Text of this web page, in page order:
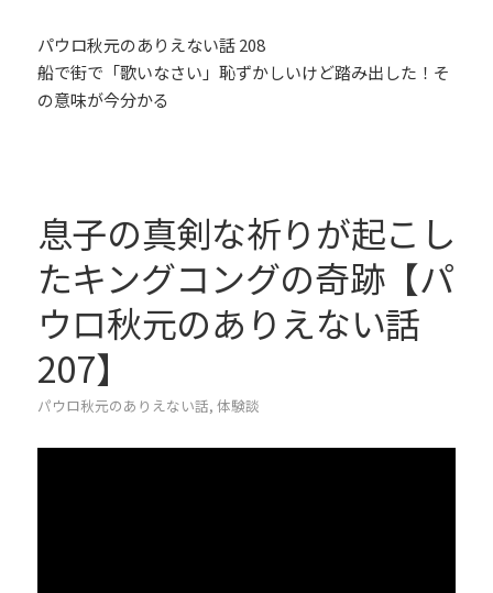
パウロ秋元のありえない話 208
船で街で「歌いなさい」恥ずかしいけど踏み出した！そ
の意味が今分かる
息子の真剣な祈りが起こし
たキングコングの奇跡【パ
ウロ秋元のありえない話
207】
パウロ秋元のありえない話, 体験談